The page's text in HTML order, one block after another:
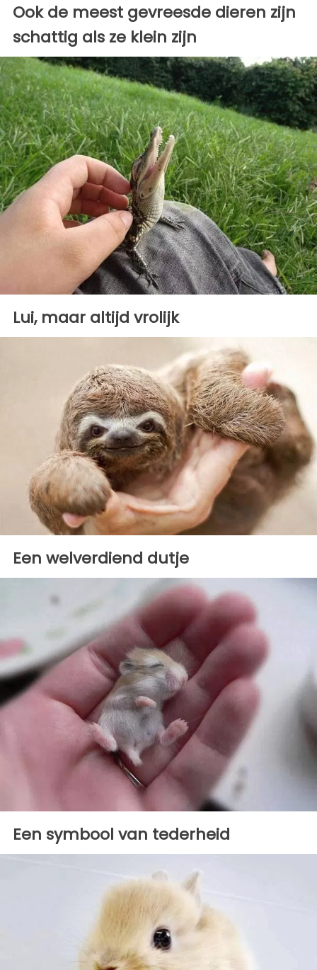
Ook de meest gevreesde dieren zijn
schattig als ze klein zijn
Lui, maar altijd vrolijk
Een welverdiend dutje
Een symbool van tederheid